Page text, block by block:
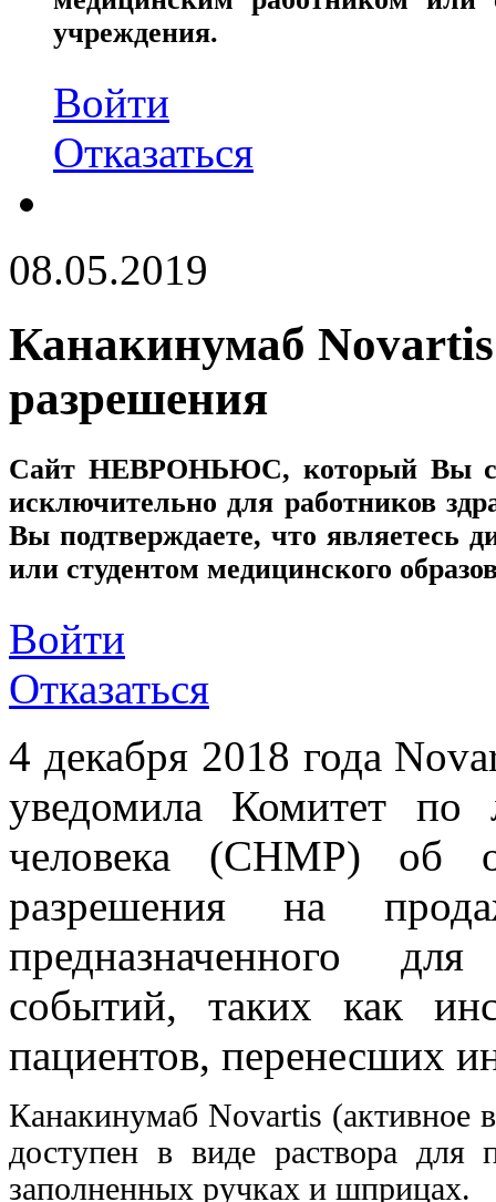
учреждения.
Войти
Отказаться
08.05.2019
Канакинумаб
разрешения
Сайт НЕВРОНЬЮС, который Вы
исключительно для работников
Вы подтверждаете, что являетесь
или студентом медицинского
Войти
Отказаться
4 декабря 2018 года
уведомила Комитет по
человека (CHMP) об
разрешения на
предназначенного
событий, таких как
пациентов, перенесших
Канакинумаб Novartis (активное
доступен в виде раствора для
заполненных ручках и шприцах.